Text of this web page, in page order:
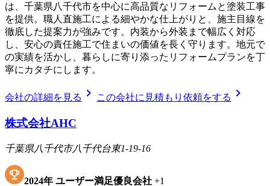
は、千葉県八千代市を中心に高品質なリフォームと塗装工事
を提供。職人直施工による細やかな仕上がりと、施主目線を
徹底した提案力が強みです。内装から外装まで幅広く対応
し、安心の責任施工で住まいの価値を長く守ります。地元で
の実績を活かし、暮らしに寄り添ったリフォームプランを丁
寧にカタチにします。
会社の詳細を見る chevron_right この会社に見積もり依頼をする chevron_right
株式会社AHC
千葉県八千代市八千代台東1-19-16
2024年 ユーザー満足優良会社 +1